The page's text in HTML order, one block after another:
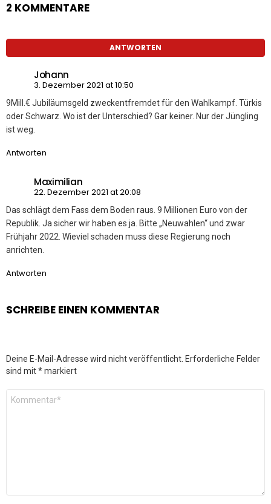
2 KOMMENTARE
ANTWORTEN
Johann
3. Dezember 2021 at 10:50
9Mill.€ Jubiläumsgeld zweckentfremdet für den Wahlkampf. Türkis
oder Schwarz. Wo ist der Unterschied? Gar keiner. Nur der Jüngling
ist weg.
Antworten
Maximilian
22. Dezember 2021 at 20:08
Das schlägt dem Fass dem Boden raus. 9 Millionen Euro von der
Republik. Ja sicher wir haben es ja. Bitte „Neuwahlen“ und zwar
Frühjahr 2022. Wieviel schaden muss diese Regierung noch
anrichten.
Antworten
SCHREIBE EINEN KOMMENTAR
Deine E-Mail-Adresse wird nicht veröffentlicht. Erforderliche Felder
sind mit*markiert
Kommentar